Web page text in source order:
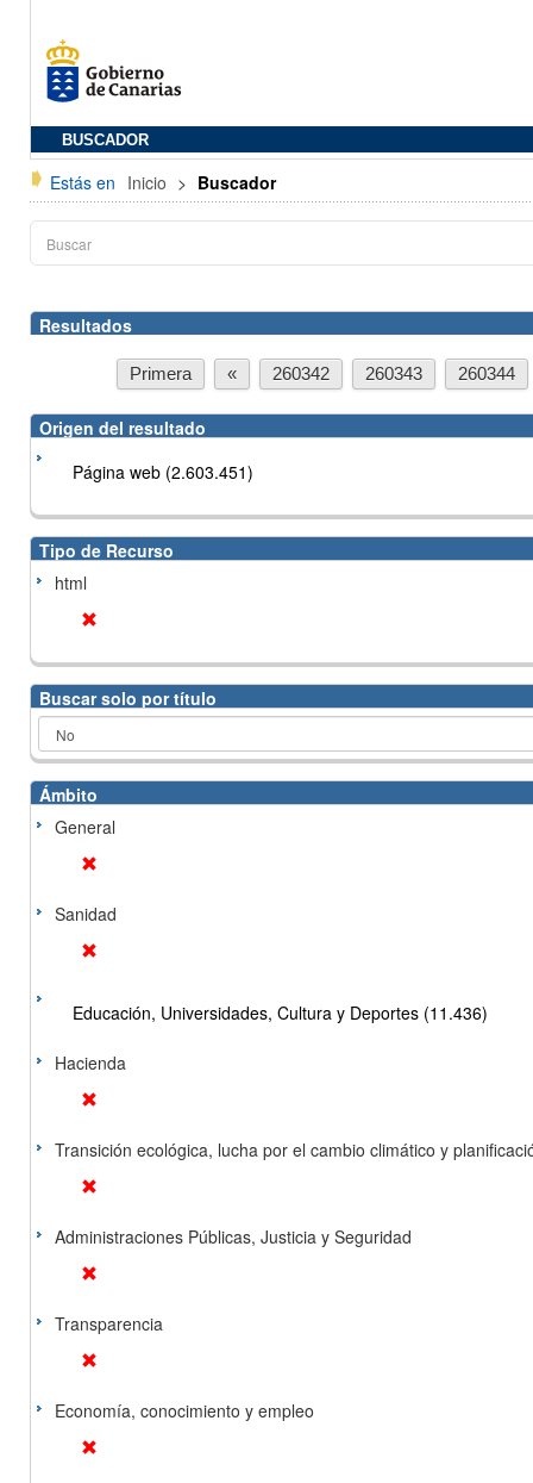
BUSCADOR
Estás en Inicio > Buscador
Resultados
Primera « 260342 260343 260344
Origen del resultado
Página web (2.603.451)
Tipo de Recurso
html
Buscar solo por título
Ámbito
General
Sanidad
Educación, Universidades, Cultura y Deportes (11.436)
Hacienda
Transición ecológica, lucha por el cambio climático y
Administraciones Públicas, Justicia y Seguridad
Transparencia
Economía, conocimiento y empleo